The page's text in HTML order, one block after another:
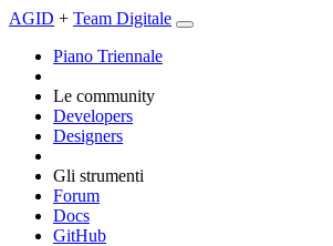
AGID + Team Digitale
Piano Triennale
Le community
Developers
Designers
Gli strumenti
Forum
Docs
GitHub